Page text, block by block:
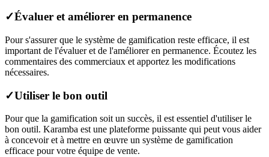
✓Évaluer et améliorer en permanence
Pour s'assurer que le système de gamification reste efficace, il est
important de l'évaluer et de l'améliorer en permanence. Écoutez les
commentaires des commerciaux et apportez les modifications
nécessaires.
✓Utiliser le bon outil
Pour que la gamification soit un succès, il est essentiel d'utiliser le
bon outil. Karamba est une plateforme puissante qui peut vous aider
à concevoir et à mettre en œuvre un système de gamification
efficace pour votre équipe de vente.